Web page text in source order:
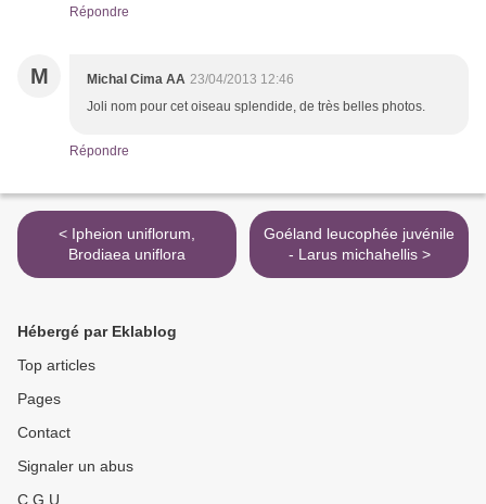
Répondre
M Michal Cima AA 23/04/2013 12:46
Joli nom pour cet oiseau splendide, de très belles photos.
Répondre
< Ipheion uniflorum,
Brodiaea uniflora
Goéland leucophée juvénile
- Larus michahellis >
Hébergé par Eklablog
Top articles
Pages
Contact
Signaler un abus
C.G.U.